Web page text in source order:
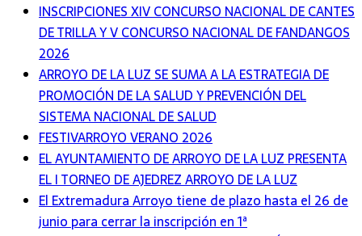
INSCRIPCIONES XIV CONCURSO NACIONAL DE CANTES
DE TRILLA Y V CONCURSO NACIONAL DE FANDANGOS
2026
ARROYO DE LA LUZ SE SUMA A LA ESTRATEGIA DE
PROMOCIÓN DE LA SALUD Y PREVENCIÓN DEL
SISTEMA NACIONAL DE SALUD
FESTIVARROYO VERANO 2026
EL AYUNTAMIENTO DE ARROYO DE LA LUZ PRESENTA
EL I TORNEO DE AJEDREZ ARROYO DE LA LUZ
El Extremadura Arroyo tiene de plazo hasta el 26 de
junio para cerrar la inscripción en 1ª